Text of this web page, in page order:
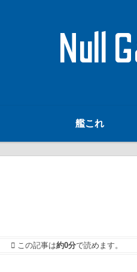
Null
艦これ
この記事は約0分で読めます。